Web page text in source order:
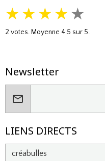
★ ★ ★ ★ ★
2 votes. Moyenne 4.5 sur 5.
Newsletter
LIENS DIRECTS